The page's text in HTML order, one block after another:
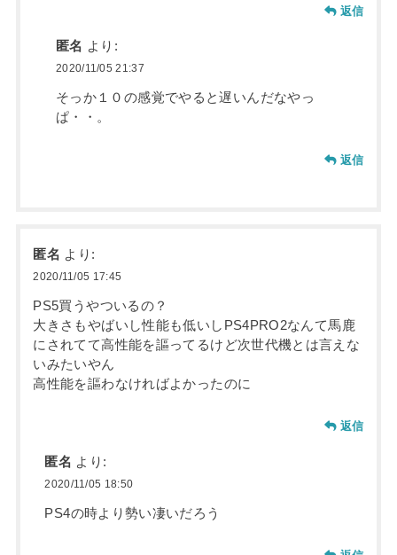
返信
匿名 より:
2020/11/05 21:37
そっか１０の感覚でやると遅いんだなやっ
ぱ・・。
返信
匿名 より:
2020/11/05 17:45
PS5買うやついるの？
大きさもやばいし性能も低いしPS4PRO2なんて馬鹿
にされてて高性能を謳ってるけど次世代機とは言えな
いみたいやん
高性能を謳わなければよかったのに
返信
匿名 より:
2020/11/05 18:50
PS4の時より勢い凄いだろう